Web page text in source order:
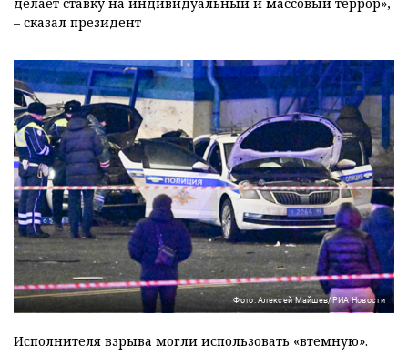
– сказал президент
Фото: Алексей Майшев/РИА Новости
Исполнителя взрыва могли использовать «втемную».